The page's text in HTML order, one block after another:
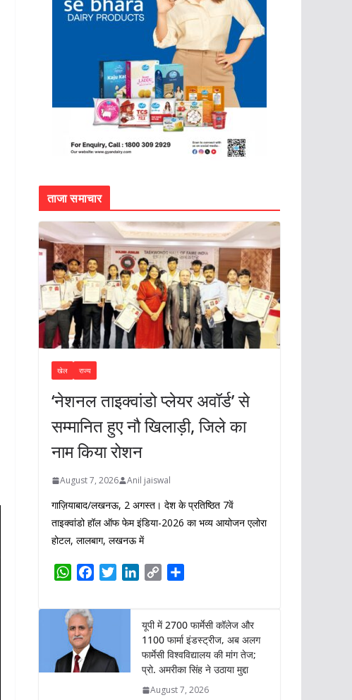
ताजा समाचार
खेल राज्य
‘नेशनल ताइक्वांडो प्लेयर अवॉर्ड’ से
सम्मानित हुए नौ खिलाड़ी, जिले का
नाम किया रोशन
August 7, 2026 Anil jaiswal
गाज़ियाबाद/लखनऊ, 2 अगस्त। देश के प्रतिष्ठित 7वें
ताइक्वांडो हॉल ऑफ फेम इंडिया-2026 का भव्य आयोजन एलोरा
होटल, लालबाग, लखनऊ में
W
a
t
s
A
p
c
o
o
i
e
r
k
e
d
I
n
y
L
i
n
k
r
e
यूपी में 2700 फार्मेसी कॉलेज और
1100 फार्मा इंडस्ट्रीज, अब अलग
फार्मेसी विश्वविद्यालय की मांग तेज;
प्रो. अमरीका सिंह ने उठाया मुद्दा
August 7, 2026